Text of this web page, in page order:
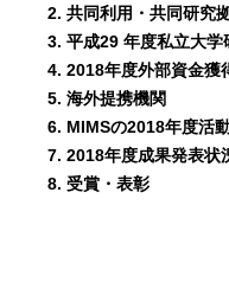
2. 共同利用・共同研究
3. 平成29 年度私立大
4. 2018年度外部資金獲
5. 海外提携機関
6. MIMSの2018年度活
7. 2018年度成果発表状
8. 受賞・表彰